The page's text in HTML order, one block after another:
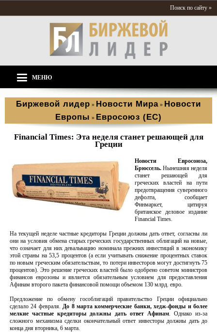
Поиск по сайту »
МЕНЮ
Биржевой лидер » Новости Мира » Новости
Европы » Евросоюз (ЕС)
Financial Times: Эта неделя станет решающей для
Греции
Новости Евросоюза,
Брюссель. Нынешняя неделя
станет решающей для
греческих властей на пути
предотвращения суверенного
дефолта, сообщает
Финмаркет, цитируя
британское деловое издание
Financial Times.
На текущей неделе частные кредиторы Греции должны дать ответ, согласны ли
они на условия обмена старых греческих государственных облигаций на новые,
что означает для них девальвацию номинала прежних инвестиций в экономику
этой страны на 53,5 процентов (а если учитывать снижение процентных ставок
по новым греческим обязательствам, то потери инвесторов могут достигнуть 75
процентов). Это решение греческих властей было одобрено советом министров
финансов еврозоны и является обязательным условием для предоставления
Афинам второго пакета финансовой помощи объемом 130 млрд. евро.
Предложение по обмену гособлигаций правительство Греции официально
сделало 24 февраля.До 8 марта коммерческие банки, хедж-фонды и более
мелкие частные кредиторы должны дать ответ Афинам. Однако из-за
сложного механизма сделки окончательный ответ инвесторы должны дать до
конца дня вторника, 6 марта.